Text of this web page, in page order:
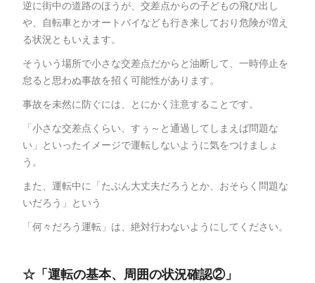
逆に街中の道路のほうが、交差点からの子どもの飛び出し
や、自転車とかオートバイなども行き来しており危険が増え
る状況ともいえます。
そういう場所で小さな交差点だからと油断して、一時停止を
怠ると思わぬ事故を招く可能性があります。
事故を未然に防ぐには、とにかく注意することです。
「小さな交差点くらい、すぅ～と通過してしまえば問題な
い」といったイメージで運転しないように気をつけましょ
う。
また、運転中に「たぶん大丈夫だろうとか、おそらく問題な
いだろう」という
「何々だろう運転」は、絶対行わないようにしてください。
☆「運転の基本、周囲の状況確認②」